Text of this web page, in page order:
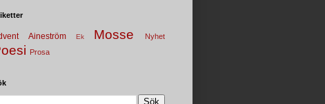
Aineström Ek Mosse Nyhet
Prosa